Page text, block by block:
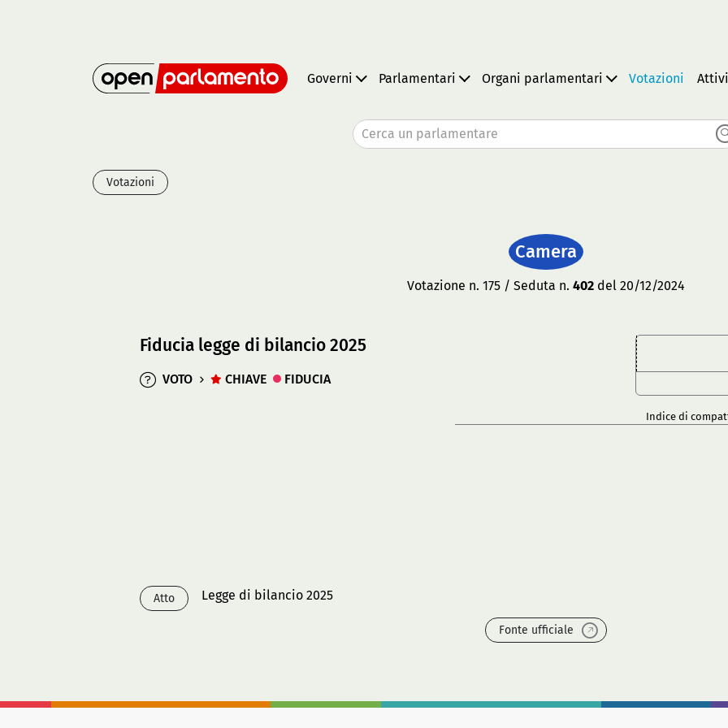
Governi Parlamentari Organi parlamentari Votazioni
Cerca un parlamentare
Votazioni
Camera
Votazione n. 175 / Seduta n. 402 del 20/12/2024
Fiducia legge di bilancio 2025
VOTO CHIAVE FIDUCIA
Indice di
Atto Legge di bilancio 2025
Fonte ufficiale